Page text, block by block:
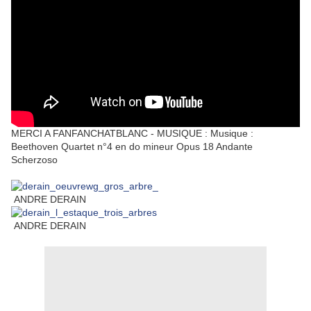
MERCI A FANFANCHATBLANC - MUSIQUE : Musique :
Beethoven Quartet n°4 en do mineur Opus 18 Andante
Scherzoso
ANDRE DERAIN
ANDRE DERAIN